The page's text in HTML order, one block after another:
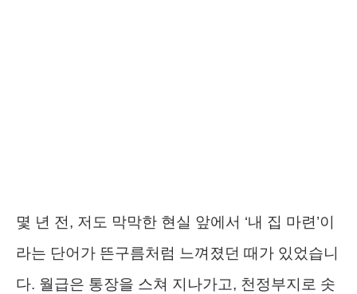
몇 년 전, 저도 막막한 현실 앞에서 ‘내 집 마련’이
라는 단어가 뜬구름처럼 느껴졌던 때가 있었습니
다. 월급은 통장을 스쳐 지나가고, 천정부지로 솟